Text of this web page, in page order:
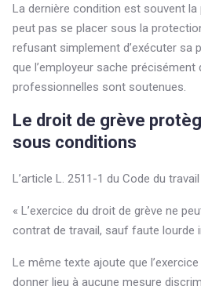
La dernière condition est souvent la
peut pas se placer sous la
refusant simplement d’exécuter sa
que l’employeur sache
professionnelles sont soutenues.
Le droit de grève
sous conditions
L’article L. 2511-1 du Code du
« L’exercice du droit de grève ne
contrat de travail, sauf faute lourde
Le même texte ajoute que
donner lieu à aucune mesure